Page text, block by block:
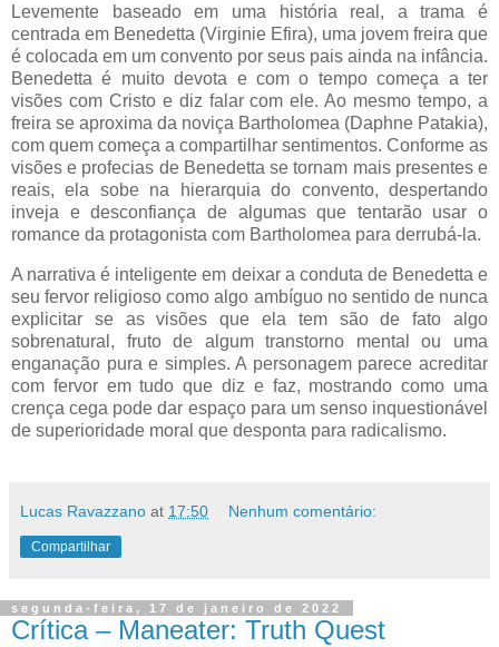
Levemente baseado em uma história real, a trama é
centrada em Benedetta (Virginie Efira), uma jovem freira que
é colocada em um convento por seus pais ainda na infância.
Benedetta é muito devota e com o tempo começa a ter
visões com Cristo e diz falar com ele. Ao mesmo tempo, a
freira se aproxima da noviça Bartholomea (Daphne Patakia),
com quem começa a compartilhar sentimentos. Conforme as
visões e profecias de Benedetta se tornam mais presentes e
reais, ela sobe na hierarquia do convento, despertando
inveja e desconfiança de algumas que tentarão usar o
romance da protagonista com Bartholomea para derrubá-la.
A narrativa é inteligente em deixar a conduta de Benedetta e
seu fervor religioso como algo ambíguo no sentido de nunca
explicitar se as visões que ela tem são de fato algo
sobrenatural, fruto de algum transtorno mental ou uma
enganação pura e simples. A personagem parece acreditar
com fervor em tudo que diz e faz, mostrando como uma
crença cega pode dar espaço para um senso inquestionável
de superioridade moral que desponta para radicalismo.
Lucas Ravazzano at 17:50 Nenhum comentário:
Compartilhar
segunda-feira, 17 de janeiro de 2022
Crítica – Maneater: Truth Quest